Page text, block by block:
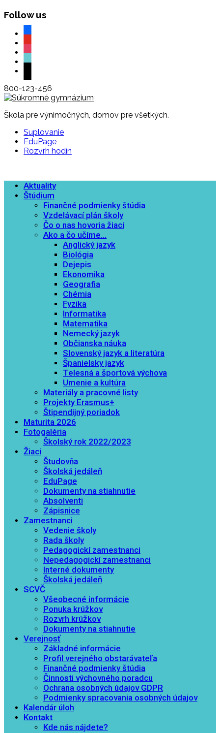
Follow us
facebook
youtube
instagram
tiktok
800-123-456
Škola pre výnimočných, domov pre všetkých.
Suplovanie
EduPage
Rozvrh hodín
Aktuality
Štúdium
Finančné podmienky štúdia
Vzdelávací plán školy
Čo o nas hovoria žiaci
Ako a čo učíme…
Anglický jazyk
Biológia
Dejepis
Ekonomika
Geografia
Chémia
Fyzika
Informatika
Matematika
Nemecký jazyk
Občianska náuka
Slovenský jazyk a literatúra
Španielsky jazyk
Telesná a športová výchova
Umenie a kultúra
Materiály a pracovné listy
Projekty Erasmus+
Štipendijný poriadok
Maturita 2026
Fotogaléria
Školský rok 2022/2023
Žiaci
Študovňa
Školská jedáleň
EduPage
Dokumenty na stiahnutie
Absolventi
Zápisnice
Zamestnanci
Vedenie školy
Rada školy
Pedagogickí zamestnanci
Nepedagogickí zamestnanci
Interné dokumenty
Školská jedáleň
SCVČ
Všeobecné informácie
Ponuka krúžkov
Rozvrh krúžkov
Dokumenty na stiahnutie
Verejnosť
Základné informácie
Profil verejného obstarávateľa
Finančné podmienky štúdia
Činnosti výchovného poradcu
Ochrana osobných údajov GDPR
Podmienky spracovania osobných údajov
Kalendár úloh
Kontakt
Kde nás nájdete?